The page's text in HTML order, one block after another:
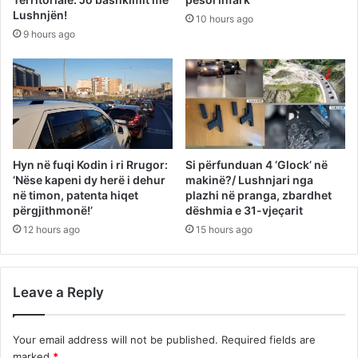
Lushnjën!
9 hours ago
10 hours ago
Hyn në fuqi Kodin i ri Rrugor:
‘Nëse kapeni dy herë i dehur
në timon, patenta hiqet
përgjithmonë!’
12 hours ago
Si përfunduan 4 ‘Glock’ në
makinë?/ Lushnjari nga
plazhi në pranga, zbardhet
dëshmia e 31-vjeçarit
15 hours ago
Leave a Reply
Your email address will not be published. Required fields are